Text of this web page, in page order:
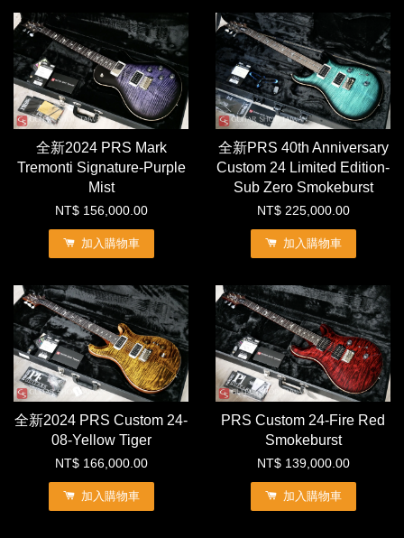
全新2024 PRS Mark
Tremonti Signature-Purple
Mist
NT$ 156,000.00
加入購物車
全新PRS 40th Anniversary
Custom 24 Limited Edition-
Sub Zero Smokeburst
NT$ 225,000.00
加入購物車
全新2024 PRS Custom 24-
08-Yellow Tiger
NT$ 166,000.00
加入購物車
PRS Custom 24-Fire Red
Smokeburst
NT$ 139,000.00
加入購物車